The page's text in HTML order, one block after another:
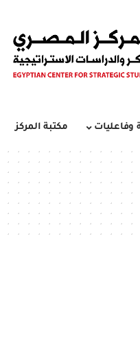
وفاعليات مكتبة المركز